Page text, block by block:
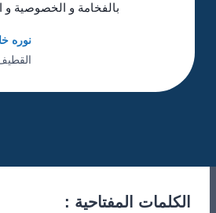
بالفخامة و الخصوصية و
نوره
الكلمات المفتاحية :